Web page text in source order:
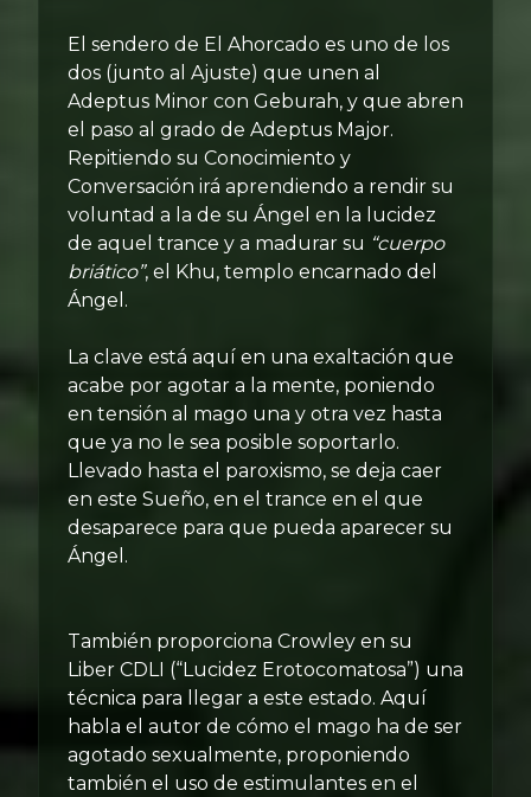
El sendero de El Ahorcado es uno de los
dos (junto al Ajuste) que unen al
Adeptus Minor con Geburah, y que abren
el paso al grado de Adeptus Major.
Repitiendo su Conocimiento y
Conversación irá aprendiendo a rendir su
voluntad a la de su Ángel en la lucidez
de aquel trance y a madurar su “cuerpo
briático”, el Khu, templo encarnado del
Ángel.
La clave está aquí en una exaltación que
acabe por agotar a la mente, poniendo
en tensión al mago una y otra vez hasta
que ya no le sea posible soportarlo.
Llevado hasta el paroxismo, se deja caer
en este Sueño, en el trance en el que
desaparece para que pueda aparecer su
Ángel.
También proporciona Crowley en su
Liber CDLI (“Lucidez Erotocomatosa”) una
técnica para llegar a este estado. Aquí
habla el autor de cómo el mago ha de ser
agotado sexualmente, proponiendo
también el uso de estimulantes en el